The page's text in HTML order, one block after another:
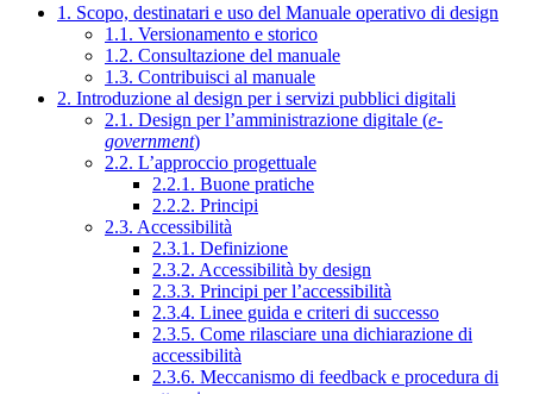
1. Scopo, destinatari e uso del Manuale operativo di design
1.1. Versionamento e storico
1.2. Consultazione del manuale
1.3. Contribuisci al manuale
2. Introduzione al design per i servizi pubblici digitali
2.1. Design per l’amministrazione digitale (e-
government)
2.2. L’approccio progettuale
2.2.1. Buone pratiche
2.2.2. Principi
2.3. Accessibilità
2.3.1. Definizione
2.3.2. Accessibilità by design
2.3.3. Principi per l’accessibilità
2.3.4. Linee guida e criteri di successo
2.3.5. Come rilasciare una dichiarazione di
accessibilità
2.3.6. Meccanismo di feedback e procedura di